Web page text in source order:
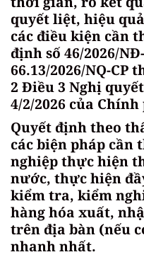
quyết liệt, hiệu
các điều kiện cần
định số 46/2026/
66.13/2026/NQ-
2 Điều 3 Nghị quyết
4/2/2026 của Chính
Quyết định theo
các biện pháp cần
nghiệp thực hiện
nước, thực hiện
kiểm tra, kiểm
hàng hóa xuất,
trên địa bàn (nếu
nhanh nhất.